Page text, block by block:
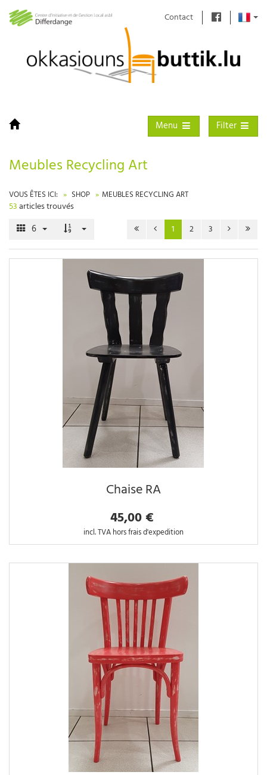
Contact
Toggle filter
Filter
Toggle navigation
Menu
Meubles Recycling Art
VOUS ÊTES ICI: SHOP MEUBLES RECYCLING ART
53articles trouvés
6 1 2 3
Chaise RA
45,00 €
incl. TVA hors frais d'expedition